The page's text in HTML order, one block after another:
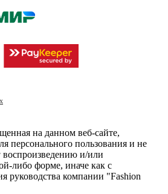
на данном веб-сайте,
персонального пользования и не
и/или
либо форме, иначе как с
руководства компании "Fashion